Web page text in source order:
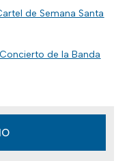
de Semana Santa
de la Banda